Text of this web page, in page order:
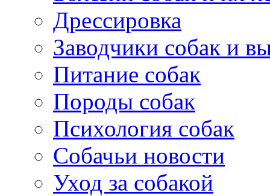
Дрессировка
Заводчики собак и
Питание собак
Породы собак
Психология собак
Собачьи новости
Уход за собакой